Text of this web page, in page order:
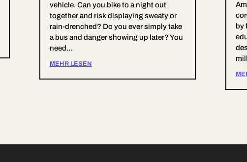
vehicle. Can you bike to a night out
together and risk displaying sweaty or
rain-drenched? Do you ever simply take
a bus and danger showing up later? You
need...
MEHR LESEN
by